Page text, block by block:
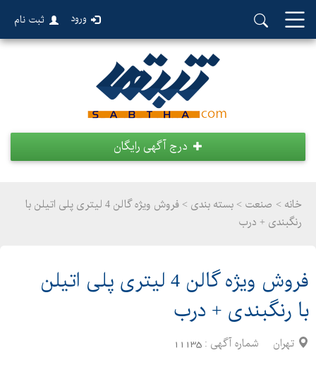
ورود ثبت نام
درج آگهی رایگان
خانه > صنعت >
بسته بندی > فروش ویژه گالن 4 لیتری پلی اتیلن با
رنگبندی + درب
فروش ویژه گالن 4 لیتری پلی اتیلن
با رنگبندی + درب
تهران شماره آگهی : 11135